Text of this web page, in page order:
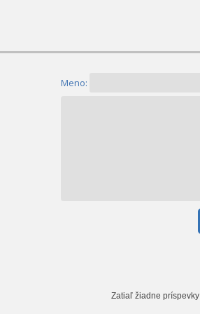
Meno:
Zatiaľ žiadne príspevky